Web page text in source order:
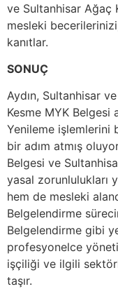
ve Sultanhisar Ağaç
mesleki
kanıtlar.
SONUÇ
Aydın, Sultanhisar
Kesme MYK Belgesi
Yenileme işlemlerini
bir adım atmış
Belgesi ve
yasal zorunlulukları
hem de mesleki
Belgelendirme
Belgelendirme gibi
profesyonelce
işçiliği ve ilgili
taşır.